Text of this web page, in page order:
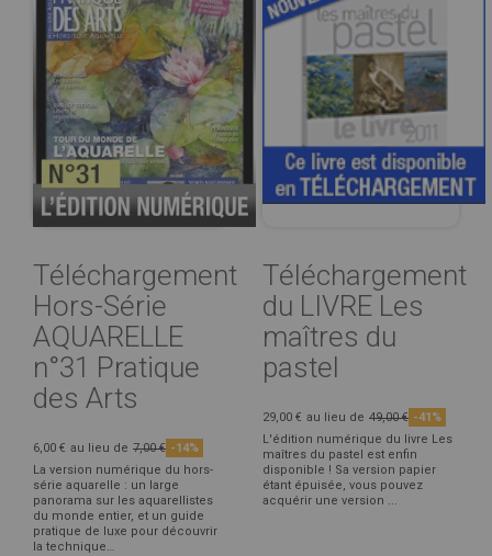
Téléchargement
Hors-Série
AQUARELLE
n°31 Pratique
des Arts
6,00 € au lieu de 7,00 € -14%
La version numérique du hors-
série aquarelle : un large
panorama sur les aquarellistes
du monde entier, et un guide
pratique de luxe pour découvrir
la technique…
Téléchargement
du LIVRE Les
maîtres du
pastel
29,00 € au lieu de 49,00 € -41%
L'édition numérique du livre Les
maîtres du pastel est enfin
disponible ! Sa version papier
étant épuisée, vous pouvez
acquérir une version ...